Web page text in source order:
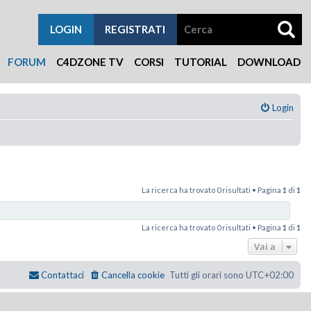
FORUM C4DZONE TV CORSI TUTORIAL DOWNLOAD
REGISTRATI
LOGIN
Login
La ricerca ha trovato 0 risultati • Pagina 1 di 1
La ricerca ha trovato 0 risultati • Pagina 1 di 1
Vai a
Tutti gli orari sono UTC+02:00
Cancella cookie
Contattaci